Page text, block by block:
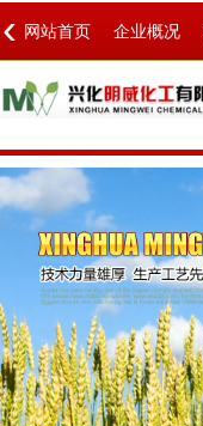
网站首页 企业概况
‹